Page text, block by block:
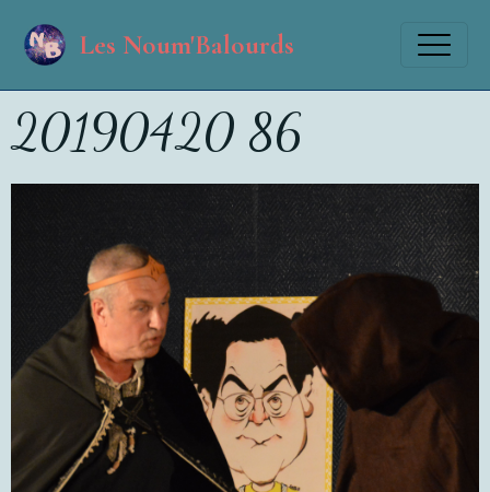
Les Noum'Balourds
20190420 86